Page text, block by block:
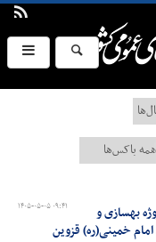
۱۴۰۵-۰۵-۰۵ ۰۹:۴۱
بهسازی و
خمینی(ره) قزوین